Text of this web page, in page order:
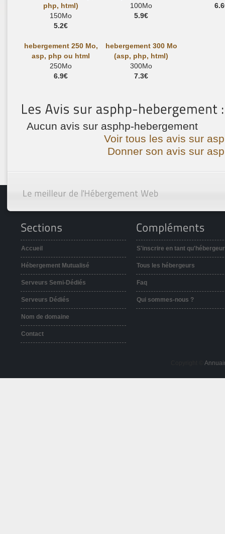
php, html)
150Mo
5.2€
100Mo
5.9€
hebergement 250 Mo,
asp, php ou html
250Mo
6.9€
hebergement 300 Mo
(asp, php, html)
300Mo
7.3€
Aucun avis sur asphp-hebergement
Voir tous les avis sur
Donner son avis sur
Accueil
Hébergement Mutualisé
Serveurs Semi-Dédiés
Serveurs Dédiés
Nom de domaine
Contact
S'inscrire en tant qu'hébergeur
Tous les hébergeurs
Faq
Qui sommes-nous ?